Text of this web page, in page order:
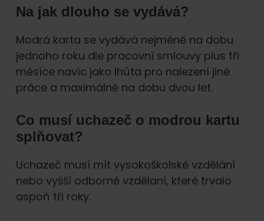
Na jak dlouho se vydává?
Modrá karta se vydává nejméně na dobu
jednoho roku dle pracovní smlouvy plus tři
měsíce navíc jako lhůta pro nalezení jiné
práce a maximálně na dobu dvou let.
Co musí uchazeč o modrou kartu
splňovat?
Uchazeč musí mít vysokoškolské vzdělání
nebo vyšší odborné vzdělaní, které trvalo
aspoň tři roky.